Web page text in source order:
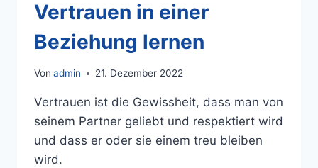
Vertrauen in einer
Beziehung lernen
Von admin 21. Dezember 2022
Vertrauen ist die Gewissheit, dass man von
seinem Partner geliebt und respektiert wird
und dass er oder sie einem treu bleiben
wird.